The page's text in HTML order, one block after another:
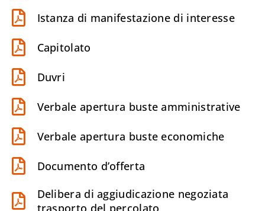
Istanza di manifestazione di interesse
Capitolato
Duvri
Verbale apertura buste amministrative
Verbale apertura buste economiche
Documento d’offerta
Delibera di aggiudicazione negoziata
trasporto del percolato